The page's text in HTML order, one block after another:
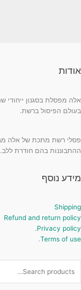
אודות
אלה מפסלת בסגנון
בעולם הפיסול ברשת.
פסלי רשת מתכת של אלה
ההתבוננות בהם חודרת ללב.
מידע נוסף
Shipping
Refund and return policy
Privacy policy
.
Terms of use
.